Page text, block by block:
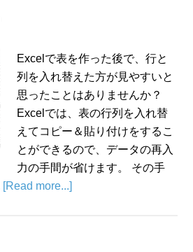
Excelで表を作った後で、行と
列を入れ替えた方が見やすいと
思ったことはありませんか？
Excelでは、表の行列を入れ替
えてコピー＆貼り付けをするこ
とができるので、データの再入
力の手間が省けます。 その手
[Read more...]